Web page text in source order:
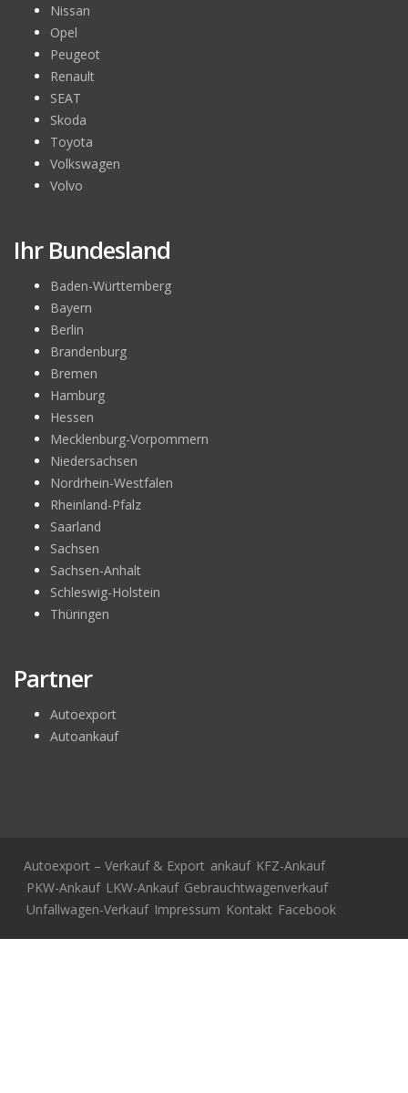
Nissan
Opel
Peugeot
Renault
SEAT
Skoda
Toyota
Volkswagen
Volvo
Ihr Bundesland
Baden-Württemberg
Bayern
Berlin
Brandenburg
Bremen
Hamburg
Hessen
Mecklenburg-Vorpommern
Niedersachsen
Nordrhein-Westfalen
Rheinland-Pfalz
Saarland
Sachsen
Sachsen-Anhalt
Schleswig-Holstein
Thüringen
Partner
Autoexport
Autoankauf
Autoexport – Verkauf & Export ankauf KFZ-Ankauf
PKW-Ankauf LKW-Ankauf Gebrauchtwagenverkauf
Unfallwagen-Verkauf Impressum Kontakt Facebook